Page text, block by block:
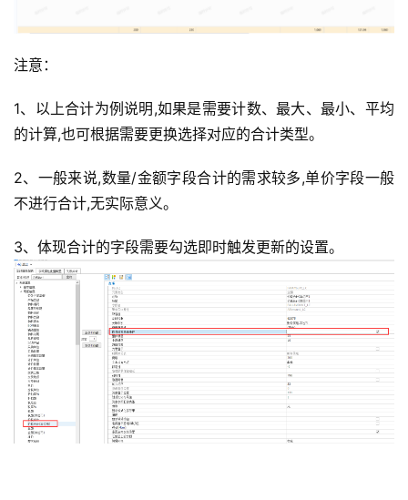
注意：
1、以上合计为例说明,如果是需要计数、最大、最小、平均
的计算,也可根据需要更换选择对应的合计类型。
2、一般来说,数量/金额字段合计的需求较多,单价字段一般
不进行合计,无实际意义。
3、体现合计的字段需要勾选即时触发更新的设置。